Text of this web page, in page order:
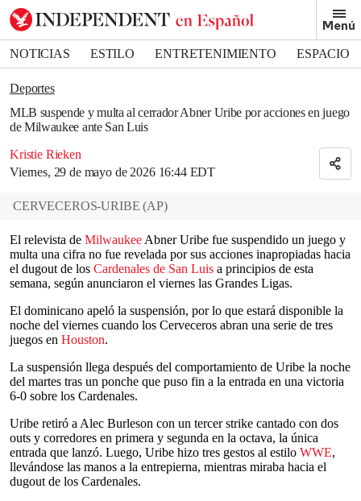
Menú
NOTICIAS ESTILO ENTRETENIMIENTO
ESPACIO
DEPORTES
Deportes
MLB suspende y multa al cerrador Abner Uribe por acciones en juego
de Milwaukee ante San Luis
Kristie Rieken
Viernes, 29 de mayo de 2026 16:44 EDT
Bookmark popover
Removed from bookmarks
Close popover
CERVECEROS-URIBE (AP)
El relevista de Milwaukee Abner Uribe fue suspendido un juego y
multa una cifra no fue revelada por sus acciones inapropiadas hacia
el dugout de los Cardenales de San Luis a principios de esta
semana, según anunciaron el viernes las Grandes Ligas.
El dominicano apeló la suspensión, por lo que estará disponible la
noche del viernes cuando los Cerveceros abran una serie de tres
juegos en Houston.
La suspensión llega después del comportamiento de Uribe la noche
del martes tras un ponche que puso fin a la entrada en una victoria
6-0 sobre los Cardenales.
Uribe retiró a Alec Burleson con un tercer strike cantado con dos
outs y corredores en primera y segunda en la octava, la única
entrada que lanzó. Luego, Uribe hizo tres gestos al estilo WWE,
llevándose las manos a la entrepierna, mientras miraba hacia el
dugout de los Cardenales.